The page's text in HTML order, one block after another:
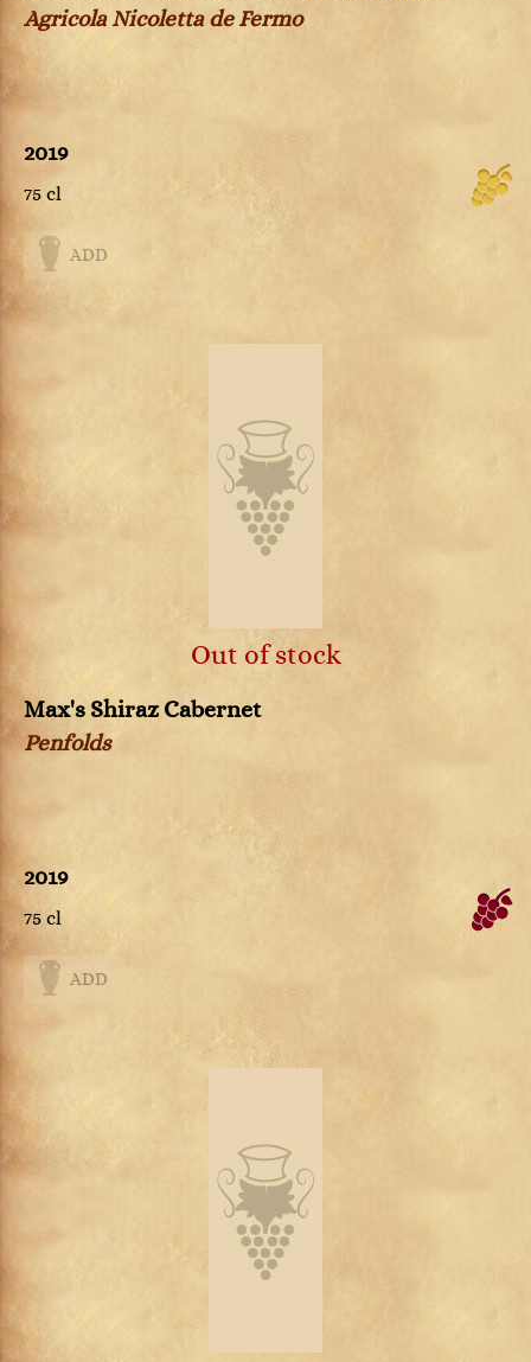
Agricola Nicoletta de Fermo
2019
75 cl
ADD
Out of stock
Max's Shiraz Cabernet
Penfolds
2019
75 cl
ADD